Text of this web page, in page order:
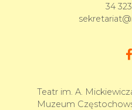
34
Teatr im. A.
Muzeum